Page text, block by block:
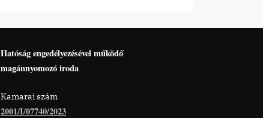
Hatóság engedélyezésével működő
magánnyomozó iroda
Kamarai szám
2001/I/07740/2023